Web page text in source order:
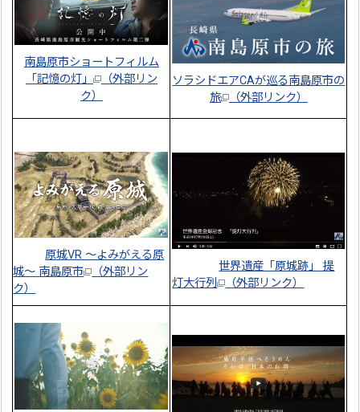
南島原市シ ョートフィルム
「記憶の灯」
（外部リン
ク）
ソラシドエアCAが巡る南島原市の
旅 （外部リンク）
原城VR ～よみがえる原
城～ 南島原市
（外部リン
ク）
世界遺産「原城跡」 提
灯大行列
（外部リンク）